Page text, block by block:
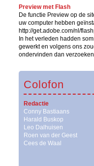
Preview met Flash
De functie Preview op de
uw computer hebben
http://get.adobe.com/nl/
In het verleden hadden
gewerkt en volgens ons
ondervinden dan
Colofon
Redactie
Conny Bastiaans
Harald Buskop
Leo Dalhuisen
Roen van der Geest
Cees de Waal